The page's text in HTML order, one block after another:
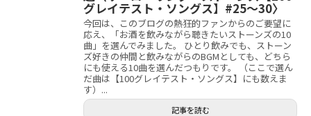
グレイテスト・ソングス】#25～30〉
今回は、このブログの熱狂的ファンからのご要望に
応え、「お酒を飲みながら聴きたいストーンズの10
曲」を選んでみました。 ひとり飲みでも、ストーン
ズ好きの仲間と飲みながらのBGMとしても、どちら
にも使える10曲を選んだつもりです。 （ここで選ん
だ曲は【100グレイテスト・ソングス】にも数えま
す）...
記事を読む